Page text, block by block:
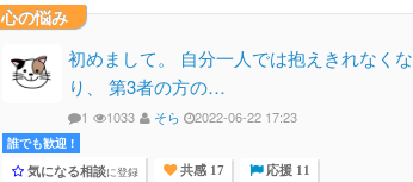
心の悩み
初めまして。 自分一人では抱えきれなくな
り、 第3者の方の…
1 1033 そら 2022-06-22 17:23
誰でも歓迎 !
気になる相談に登録 共感 17 応援 11